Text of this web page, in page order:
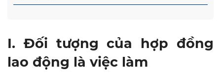
I. Đối tượng của hợp đồng
lao động là việc làm